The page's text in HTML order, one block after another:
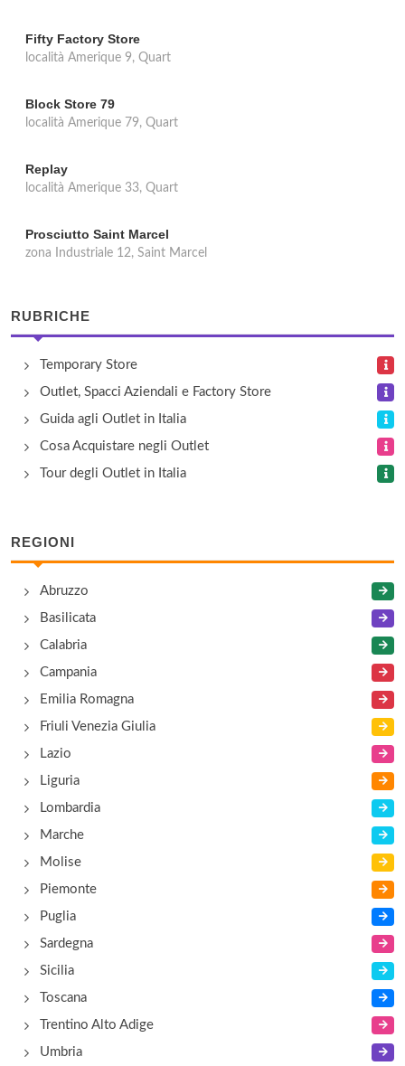
Fifty Factory Store
località Amerique 9, Quart
Block Store 79
località Amerique 79, Quart
Replay
località Amerique 33, Quart
Prosciutto Saint Marcel
zona Industriale 12, Saint Marcel
RUBRICHE
Temporary Store
Outlet, Spacci Aziendali e Factory Store
Guida agli Outlet in Italia
Cosa Acquistare negli Outlet
Tour degli Outlet in Italia
REGIONI
Abruzzo
Basilicata
Calabria
Campania
Emilia Romagna
Friuli Venezia Giulia
Lazio
Liguria
Lombardia
Marche
Molise
Piemonte
Puglia
Sardegna
Sicilia
Toscana
Trentino Alto Adige
Umbria